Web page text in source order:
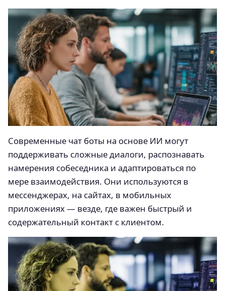
Современные чат боты на основе ИИ могут
поддерживать сложные диалоги, распознавать
намерения собеседника и адаптироваться по
мере взаимодействия. Они используются в
мессенджерах, на сайтах, в мобильных
приложениях — везде, где важен быстрый и
содержательный контакт с клиентом.